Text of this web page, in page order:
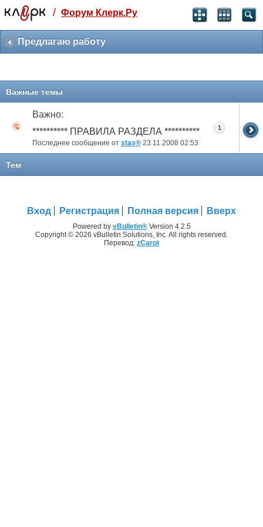
Святые угодники, Клерк без рекламы
прекрасен:)
3 месяца
259 ₽
499 ₽
Отмена Оплатить
/ Форум Клерк.Ру
Предлагаю работу
Важные темы
Важно:
********** ПРАВИЛА РАЗДЕЛА **********
Последнее сообщение от stas® 23.11.2008 02:53
1
Тем
Вход Регистрация Полная версия Вверх
Powered by vBulletin®Version 4.2.5
Copyright © 2026 vBulletin Solutions, Inc. All rights reserved.
Перевод: zCarot